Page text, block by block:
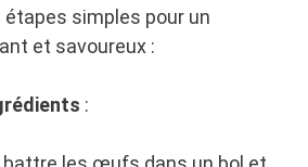
étapes simples pour un
et savoureux :
: